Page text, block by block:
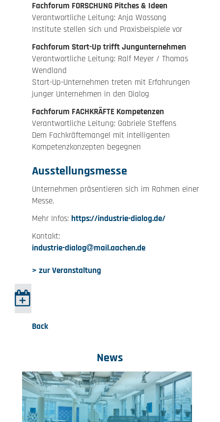
Fachforum FORSCHUNG Pitches & Ideen
Verantwortliche Leitung: Anja Wassong
Institute stellen sich und Praxisbeispiele vor
Fachforum Start-Up trifft Jungunternehmen
Verantwortliche Leitung: Ralf Meyer / Thomas
Wendland
Start-Up-Unternehmen treten mit Erfahrungen
junger Unternehmen in den Dialog
Fachforum FACHKRÄFTE Kompetenzen
Verantwortliche Leitung: Gabriele Steffens
Dem Fachkräftemangel mit intelligenten
Kompetenzkonzepten begegnen
Ausstellungsmesse
Unternehmen präsentieren sich im Rahmen einer
Messe.
Mehr Infos: https://industrie-dialog.de/
Kontakt:
industrie-dialog
mail.aachen.de
> zur Veranstaltung
Back
News